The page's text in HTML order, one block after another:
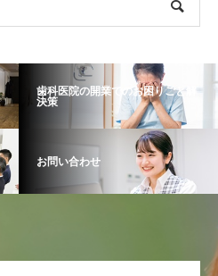
歯科医院の開業でのお困りごと解
決策
お問い合わせ